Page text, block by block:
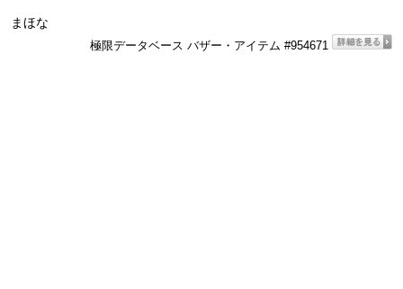
まほな
極限データベース バザー・アイテム #954671